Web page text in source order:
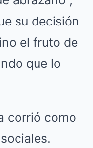
su decisión
el fruto de
que lo
corrió como